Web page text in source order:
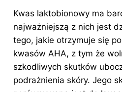
Kwas laktobionowy ma
najważniejszą z nich jest
tego, jakie otrzymuje się
kwasów AHA, z tym że
szkodliwych skutków
podrażnienia skóry. Jego